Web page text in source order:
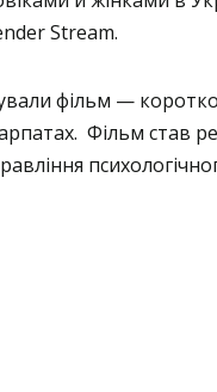
Stream.
фільм —
Фільм став